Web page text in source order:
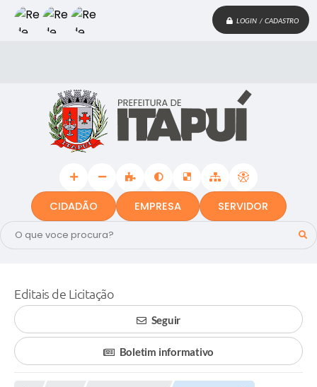
LOGIN / CADASTRO
CIDADÃO EMPRESA SERVIDOR
Editais de Licitação
Seguir
Boletim informativo